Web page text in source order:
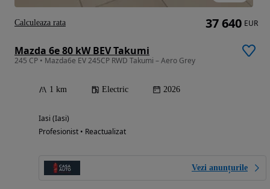
Mazda 6e 80 kW BEV Takumi
245 CP • Mazda6e EV 245CP RWD Takumi – Aero Grey
1 km Electric 2026
Iasi (Iasi)
Profesionist • Reactualizat
Vezi anunțurile
37 640 EUR
Calculeaza rata